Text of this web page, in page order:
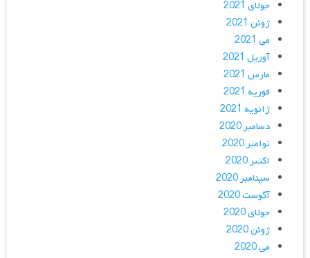
جولای 2021
ژوئن 2021
می 2021
آوریل 2021
مارس 2021
فوریه 2021
ژانویه 2021
دسامبر 2020
نوامبر 2020
اکتبر 2020
سپتامبر 2020
آگوست 2020
جولای 2020
ژوئن 2020
می 2020